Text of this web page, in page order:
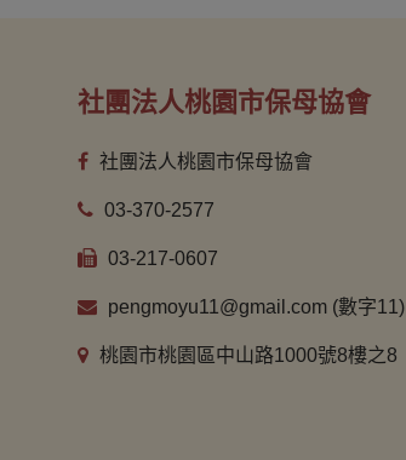
社團法人桃園市保母協會
社團法人桃園市保母協會
03-370-2577
03-217-0607
pengmoyu11@gmail.com (數字11)
桃園市桃園區中山路1000號8樓之8